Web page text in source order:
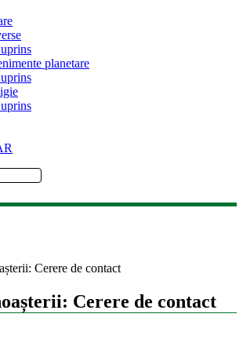
planetare
Cerere de contact
Cerere de contact